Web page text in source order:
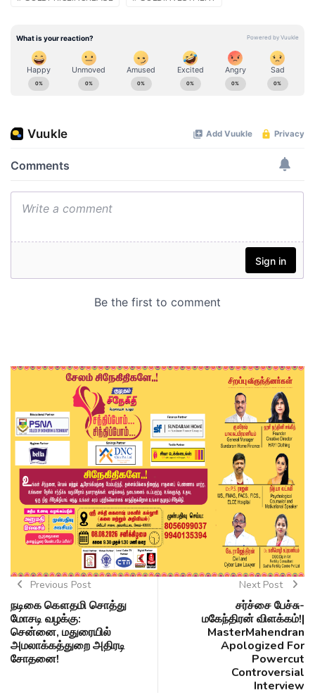
Previous Post
நடிகை கௌதமி சொத்து
மோசடி வழக்கு:
சென்னை, மதுரையில்
அமலாக்கத்துறை அதிரடி
சோதனை!
Next Post
சர்ச்சை பேச்சு-
மகேந்திரன் விளக்கம்!|
MasterMahendran
Apologized For
Powercut
Controversial
Interview